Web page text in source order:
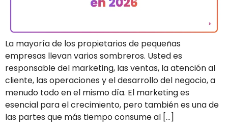
La mayoría de los propietarios de pequeñas
empresas llevan varios sombreros. Usted es
responsable del marketing, las ventas, la atención al
cliente, las operaciones y el desarrollo del negocio, a
menudo todo en el mismo día. El marketing es
esencial para el crecimiento, pero también es una de
las partes que más tiempo consume al […]